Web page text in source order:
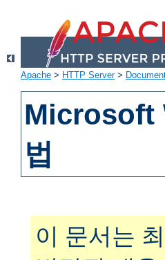
Apache > HTTP Server>
Microsoft
법
이 문서는